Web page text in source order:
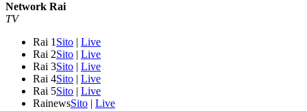
Network Rai
TV
Rai 1 Sito | Live
Rai 2Sito | Live
Rai 3Sito | Live
Rai 4Sito | Live
Rai 5Sito | Live
RainewsSito | Live